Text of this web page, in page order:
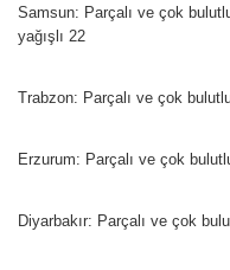
Samsun: Parçalı ve çok
yağışlı 22
Trabzon: Parçalı ve çok
Erzurum: Parçalı ve çok
Diyarbakır: Parçalı ve çok